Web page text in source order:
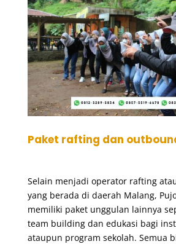
Paket rafting dan
Selain menjadi operator rafting
yang berada di daerah Malang,
memiliki paket unggulan lainnya
team buildingdan edukasi bagi
ataupun program sekolah. Semua